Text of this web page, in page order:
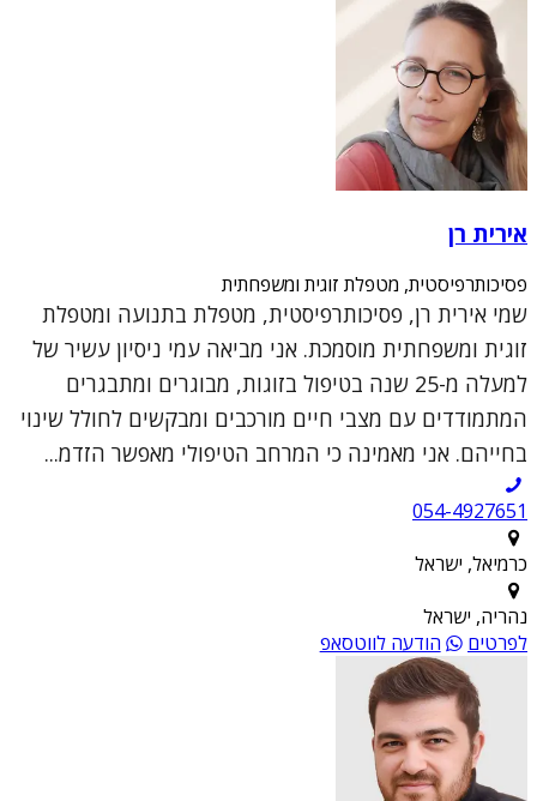
אירית רן
פסיכותרפיסטית, מטפלת זוגית ומשפחתית
שמי אירית רן, פסיכותרפיסטית, מטפלת בתנועה ומטפלת
זוגית ומשפחתית מוסמכת. אני מביאה עמי ניסיון עשיר של
למעלה מ-25 שנה בטיפול בזוגות, מבוגרים ומתבגרים
המתמודדים עם מצבי חיים מורכבים ומבקשים לחולל שינוי
בחייהם. אני מאמינה כי המרחב הטיפולי מאפשר הזדמ...
054-4927651
כרמיאל, ישראל
נהריה, ישראל
לפרטים
הודעה לווטסאפ